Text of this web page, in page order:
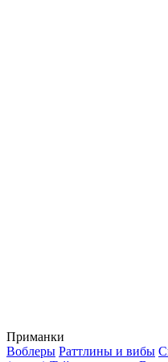
Приманки
Воблеры Раттлины и вибы